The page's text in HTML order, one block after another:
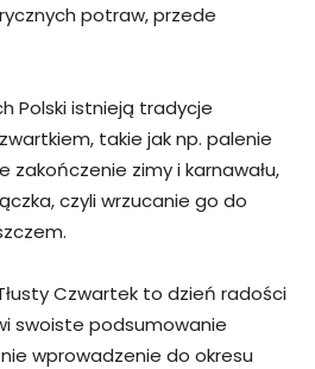
potraw, przede
Polski istnieją tradycje
takie jak np. palenie
zakończenie zimy i karnawału,
czyli wrzucanie go do
Czwartek to dzień radości
swoiste podsumowanie
wprowadzenie do okresu